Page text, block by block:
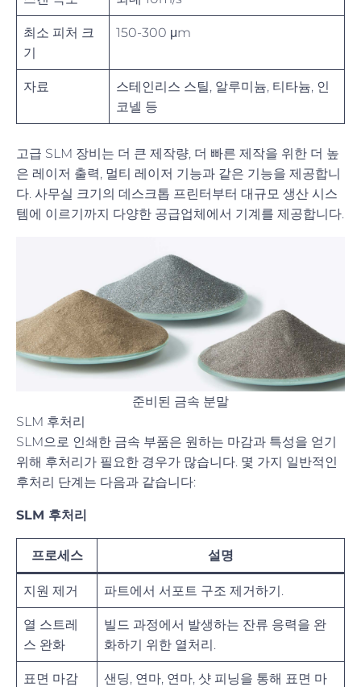
최소 피처 크
기
150-300 μm
자료
스테인리스 스틸, 알루미늄, 티타늄, 인
코넬 등
고급 SLM 장비는 더 큰 제작량, 더 빠른 제작을 위한 더 높
은 레이저 출력, 멀티 레이저 기능과 같은 기능을 제공합니
다. 사무실 크기의 데스크톱 프린터부터 대규모 생산 시스
템에 이르기까지 다양한 공급업체에서 기계를 제공합니다.
준비된 금속 분말
SLM 후처리
SLM으로 인쇄한 금속 부품은 원하는 마감과 특성을 얻기
위해 후처리가 필요한 경우가 많습니다. 몇 가지 일반적인
후처리 단계는 다음과 같습니다:
SLM 후처리
프로세스 설명
지원 제거 파트에서 서포트 구조 제거하기.
열 스트레
스 완화
빌드 과정에서 발생하는 잔류 응력을 완
화하기 위한 열처리.
표면 마감
샌딩, 연마, 연마, 샷 피닝을 통해 표면 마